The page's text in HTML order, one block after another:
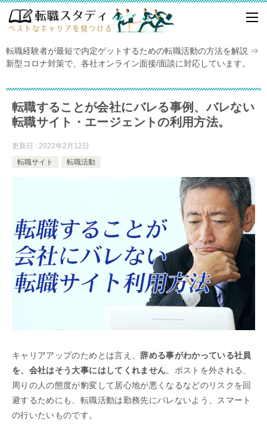
転職経験者が最短で内定ゲットするための転職活動の方法を解説 ⇒
新型コロナ対策で、各社オンライン面接/面談に対応しています。
転職することが会社にバレる事例、バレない
転職サイト・エージェントの利用方法。
更新日 : 2022年2月12日
転職サイト
転職活動
キャリアアップのためとは言え、辞める事がわかっている社員
を、会社はそう大事にはしてくれません。ポストを外される、
周りの人の態度が豹変して居心地が悪くなるなどのリスクを回
避するためにも、転職活動は勤務先にバレないよう、スマート
の行いたいものです。